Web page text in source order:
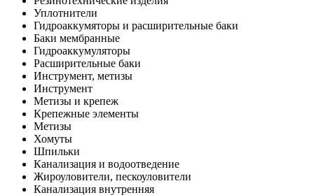
Уплотнители
Гидроаккумяторы и расширительные баки
Баки мембранные
Гидроаккумуляторы
Расширительные баки
Инструмент, метизы
Инструмент
Метизы и крепеж
Крепежные элементы
Метизы
Хомуты
Шпильки
Канализация и водоотведение
Жироуловители, пескоуловители
Канализация внутренняя